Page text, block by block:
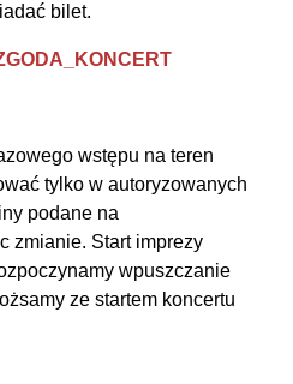
bilet.
wstępu na teren
tylko w autoryzowanych
podane na
zmianie. Start imprezy
wpuszczanie
ze startem koncertu